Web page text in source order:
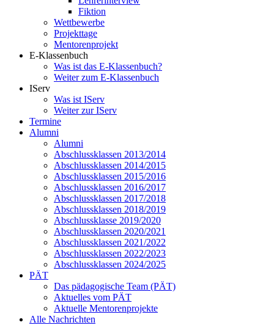
Fiktion
Wettbewerbe
Projekttage
Mentorenprojekt
E-Klassenbuch
Was ist das E-Klassenbuch?
Weiter zum E-Klassenbuch
IServ
Was ist IServ
Weiter zur IServ
Termine
Alumni
Alumni
Abschlussklassen 2013/2014
Abschlussklassen 2014/2015
Abschlussklassen 2015/2016
Abschlussklassen 2016/2017
Abschlussklassen 2017/2018
Abschlussklassen 2018/2019
Abschlussklasse 2019/2020
Abschlussklassen 2020/2021
Abschlussklassen 2021/2022
Abschlussklassen 2022/2023
Abschlussklassen 2024/2025
PÄT
Das pädagogische Team (PÄT)
Aktuelles vom PÄT
Aktuelle Mentorenprojekte
Alle Nachrichten